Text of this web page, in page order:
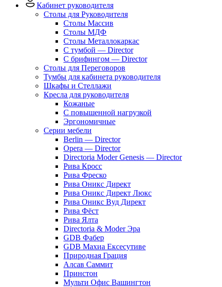
Кабинет руководителя
Столы для Руководителя
Столы Массив
Столы МДФ
Столы Металлокаркас
С тумбой — Director
C брифингом — Director
Столы для Переговоров
Тумбы для кабинета руководителя
Шкафы и Стеллажи
Кресла для руководителя
Кожаные
С повышенной нагрузкой
Эргономичные
Серии мебели
Berlin — Director
Opera — Director
Directoria Moder Genesis — Director
Рива Кросс
Рива Фреско
Рива Оникс Директ
Рива Оникс Директ Люкс
Рива Оникс Вуд Директ
Рива Фёст
Рива Ялта
Directoria & Moder Эра
GDB Фабер
GDB Махиа Ексесутиве
Природная Грация
Алсав Саммит
Принстон
Мульти Офис Вашингтон